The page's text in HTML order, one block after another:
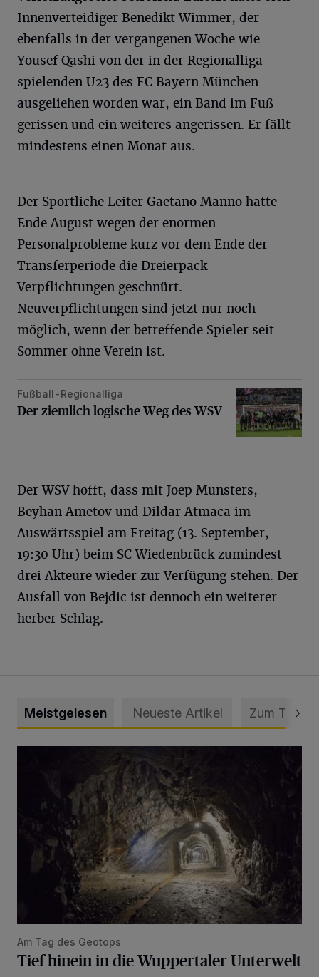
Innenverteidiger Benedikt Wimmer, der
ebenfalls in der vergangenen Woche wie
Yousef Qashi von der in der Regionalliga
spielenden U23 des FC Bayern München
ausgeliehen worden war, ein Band im Fuß
gerissen und ein weiteres angerissen. Er fällt
mindestens einen Monat aus.
Der Sportliche Leiter Gaetano Manno hatte
Ende August wegen der enormen
Personalprobleme kurz vor dem Ende der
Transferperiode die Dreierpack-
Verpflichtungen geschnürt.
Neuverpflichtungen sind jetzt nur noch
möglich, wenn der betreffende Spieler seit
Sommer ohne Verein ist.
Der ziemlich logische Weg des WSV
Fußball-Regionalliga
Der ziemlich logische Weg des WSV
Der WSV hofft, dass mit Joep Munsters,
Beyhan Ametov und Dildar Atmaca im
Auswärtsspiel am Freitag (13. September,
19:30 Uhr) beim SC Wiedenbrück zumindest
drei Akteure wieder zur Verfügung stehen. Der
Ausfall von Bejdic ist dennoch ein weiterer
herber Schlag.
Meistgelesen Neueste Artikel Zum Thema
Am Tag des Geotops
Tief hinein in die Wuppertaler Unterwelt